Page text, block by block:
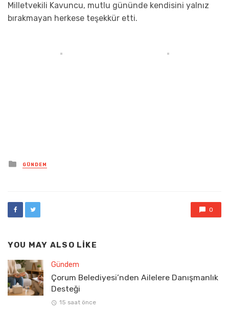
Milletvekili Kavuncu, mutlu gününde kendisini yalnız
bırakmayan herkese teşekkür etti.
Posted
in
GÜNDEM
0
YOU MAY ALSO LIKE
Gündem
Çorum Belediyesi’nden Ailelere Danışmanlık
Desteği
15 saat önce